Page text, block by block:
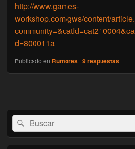
http://www.games-
workshop.com/gws/content/
d=800011a
Publicado en Rumores | 9respuestas
El
área
de
Buscar
por:
Buscar